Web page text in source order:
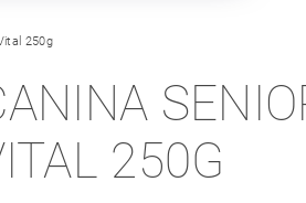
KONTAKTY
250g
250G